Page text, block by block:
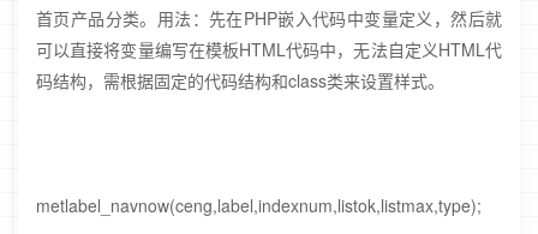
首页产品分类。用法：先在PHP嵌入代码中变量定义，然后就
可以直接将变量编写在模板HTML代码中，无法自定义HTML代
码结构，需根据固定的代码结构和class类来设置样式。
metlabel_navnow(ceng,label,indexnum,listok,listmax,type);